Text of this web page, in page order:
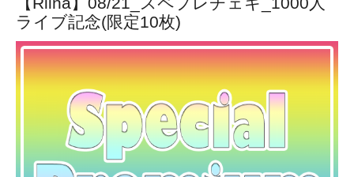
ライブ記念(限定10枚)